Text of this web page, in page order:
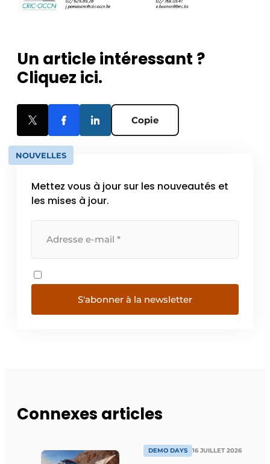
Un article intéressant ?
Cliquez ici.
Copie
NOUVELLES
Mettez vous à jour sur les nouveautés et
les mises à jour.
S'abonner à la newsletter
Connexes articles
DEMO DAYS 16 JUILLET 2026